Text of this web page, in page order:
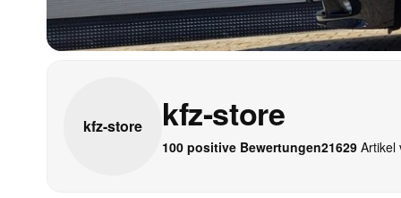
kfz-store kfz-store
100 positive Bewertungen21629 Artikel